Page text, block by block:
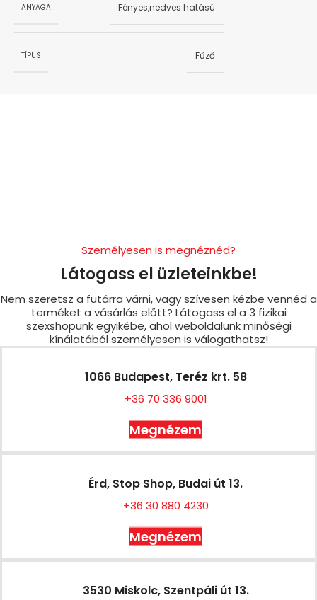
ANYAGA Fényes,nedves hatású
TÍPUS Fűző
Személyesen is megnéznéd?
Látogass el üzleteinkbe!
Nem szeretsz a futárra várni, vagy szívesen kézbe vennéd a
terméket a vásárlás előtt? Látogass el a 3 fizikai
szexshopunk egyikébe, ahol weboldalunk minőségi
kínálatából személyesen is válogathatsz!
1066 Budapest, Teréz krt. 58
+36 70 336 9001
Megnézem
Érd, Stop Shop, Budai út 13.
+36 30 880 4230
Megnézem
3530 Miskolc, Szentpáli út 13.